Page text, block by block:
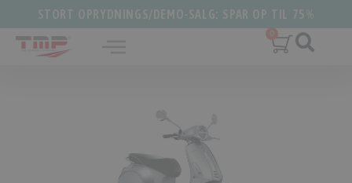
STORT OPRYDNINGS/DEMO-SALG: SPAR OP TIL 75%